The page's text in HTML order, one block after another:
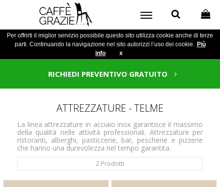
Per offrirti il miglior servizio possibile questo sito utilizza cookie anche di terze
parti. Continuando la navigazione nel sito autorizzi l’uso dei cookie. Più
info
x
RICHIEDI PREVENTIVO GRATUITO
ATTREZZATURE - TELME
La linea attrezzature in acciaio inox garantisce il massimo
della qualità nelle attività professionali. Attrezzature per
ristoranti, alberghi, pasticcerie, bar, pescherie e pizzerie
che hanno una durevolezza nel tempo garantita.
2 Prodotti